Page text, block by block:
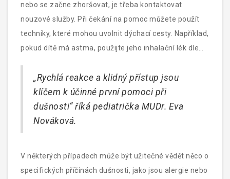
nebo se začne zhoršovat, je třeba kontaktovat
nouzové služby. Při čekání na pomoc můžete použít
techniky, které mohou uvolnit dýchací cesty. Například,
pokud dítě má astma, použijte jeho inhalační lék dle
„Rychlá reakce a klidný přístup jsou
klíčem k účinné první pomoci při
dušnosti“ říká pediatrička MUDr. Eva
Nováková.
V některých případech může být užitečné vědět něco o
specifických příčinách dušnosti, jako jsou alergie nebo